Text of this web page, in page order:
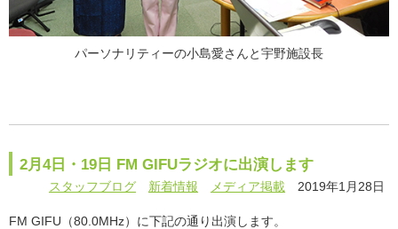
パーソナリティーの小島愛さんと宇野施設長
2月4日・19日 FM GIFUラジオに出演します
スタッフブログ 新着情報 メディア掲載 2019年1月28日
FM GIFU（80.0MHz）に下記の通り出演します。